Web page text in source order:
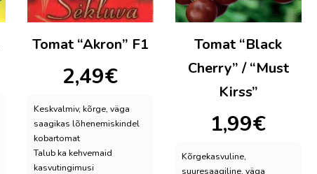
Tomat “Akron” F1
2,49€
Keskvalmiv, kõrge, väga
saagikas lõhenemiskindel
kobartomat
Talub ka kehvemaid
kasvutingimusi
Tomat “Black
Cherry” / “Must
Kirss”
1,99€
Kõrgekasvuline,
suuresaagiline, väga